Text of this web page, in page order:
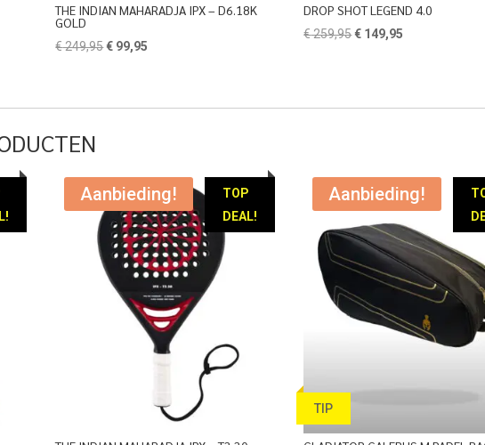
THE INDIAN MAHARADJA IPX – D6.18K
GOLD
€249,95Oorspronkelijke
€ 99,95
DROP SHOT LEGEND 4.0
€259,95Oorspronkelijke
€ 149,95
TOP
DEAL!
Aanbieding!
TIP
Aanbieding!